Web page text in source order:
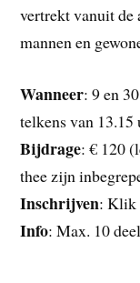
vertrekt vanuit de
mannen en
Wanneer: 9 en
telkens van 13.15
Bijdrage: € 120
thee zijn
Inschrijven: Klik
Info: Max. 10